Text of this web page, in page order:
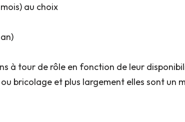
au choix
à tour de rôle en fonction de leur
bricolage et plus largement elles sont un